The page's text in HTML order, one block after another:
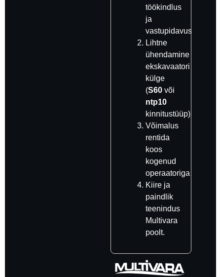
töökindlus
ja
vastupidavus
Lihtne
ühendamine
ekskavaatori
külge
(S60 või
ntp10
kinnitustüüp)
Võimalus
rentida
koos
kogenud
operaatoriga
Kiire ja
paindlik
teenindus
Multivara
poolt.